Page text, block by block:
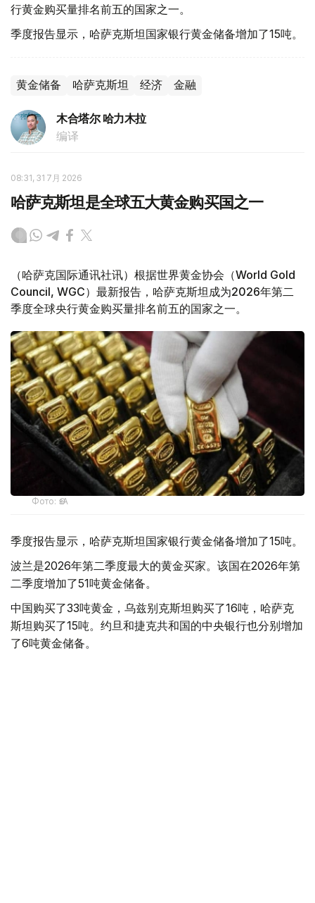
行黄金购买量排名前五的国家之一。
季度报告显示，哈萨克斯坦国家银行黄金储备增加了15吨。
黄金储备 哈萨克斯坦 经济 金融
木合塔尔 哈力木拉
编译
08:31, 31 7月 2026
哈萨克斯坦是全球五大黄金购买国之一
（哈萨克国际通讯社讯）根据世界黄金协会（World Gold
Council, WGC）最新报告，哈萨克斯坦成为2026年第二
季度全球央行黄金购买量排名前五的国家之一。
Фото: ӨзА
季度报告显示，哈萨克斯坦国家银行黄金储备增加了15吨。
波兰是2026年第二季度最大的黄金买家。该国在2026年第
二季度增加了51吨黄金储备。
中国购买了33吨黄金，乌兹别克斯坦购买了16吨，哈萨克
斯坦购买了15吨。约旦和捷克共和国的中央银行也分别增加
了6吨黄金储备。